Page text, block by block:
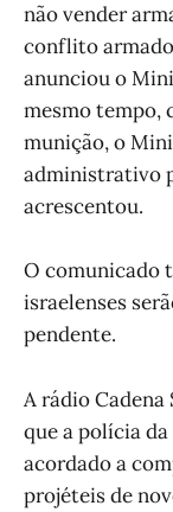
não vender
conflito
anunciou o
mesmo tempo,
munição, o
administrativo
acrescentou.
O comunicado
israelenses
pendente.
A rádio
que a polícia
acordado a
projéteis de